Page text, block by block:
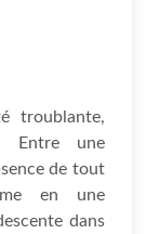
troublante,
Entre une
de tout
en une
dans